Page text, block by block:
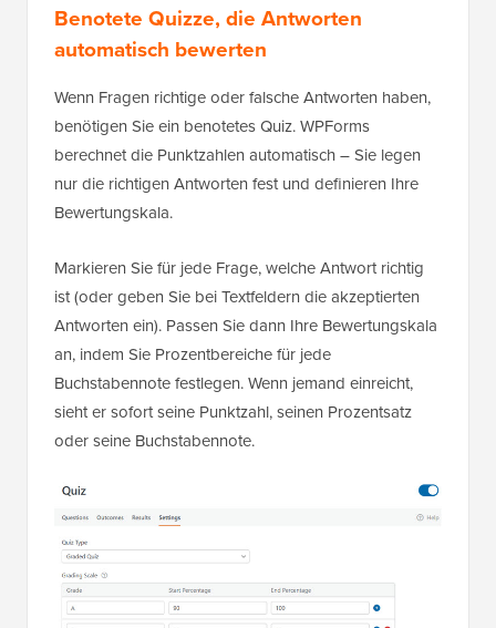
Benotete Quizze, die Antworten
automatisch bewerten
Wenn Fragen richtige oder falsche Antworten haben,
benötigen Sie ein benotetes Quiz. WPForms
berechnet die Punktzahlen automatisch – Sie legen
nur die richtigen Antworten fest und definieren Ihre
Bewertungskala.
Markieren Sie für jede Frage, welche Antwort richtig
ist (oder geben Sie bei Textfeldern die akzeptierten
Antworten ein). Passen Sie dann Ihre Bewertungskala
an, indem Sie Prozentbereiche für jede
Buchstabennote festlegen. Wenn jemand einreicht,
sieht er sofort seine Punktzahl, seinen Prozentsatz
oder seine Buchstabennote.